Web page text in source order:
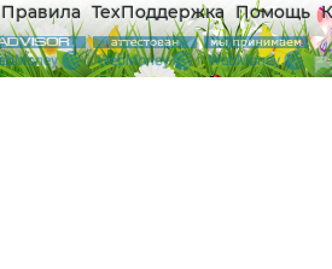
Правила ТехПоддержка Помощь